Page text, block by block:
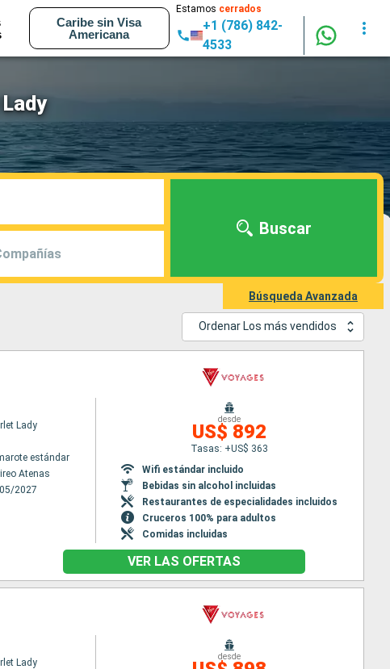
Caribe sin Visa
Americana
Estamos cerrados
+1 (786) 842-
4533
Buscar
Búsqueda Avanzada
Ordenar Los más vendidos
Lady
estándar
Atenas
2027
desde
US$ 892
Tasas: +US$ 363
Wifi estándar incluido
Bebidas sin alcohol incluidas
Restaurantes de especialidades incluidos
Cruceros 100% para adultos
Comidas incluidas
VER LAS OFERTAS
Lady
desde